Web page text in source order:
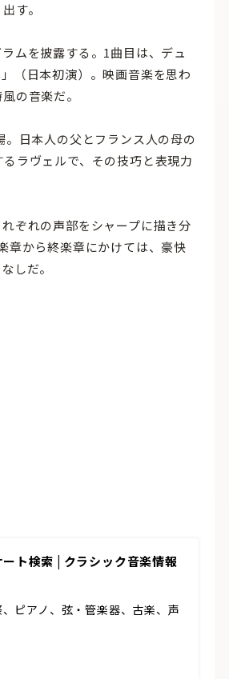
す。
ムを披露する。1曲目は、デュ
（日本初演）。映画音楽を思わ
の音楽だ。
日本人の父とフランス人の母の
ラヴェルで、その技巧と表現力
ぞれの声部をシャープに描き分
章から終楽章にかけては、豪快
しだ。
ト検索 | クラシック音楽情報
ピアノ、弦・管楽器、古楽、声